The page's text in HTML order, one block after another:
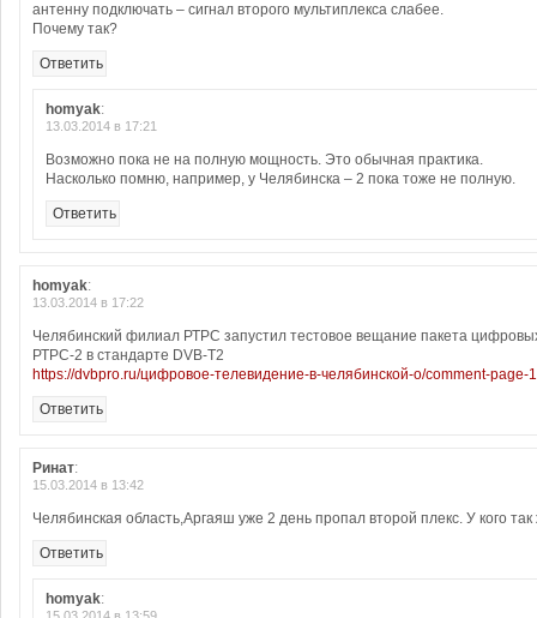
антенну подключать – сигнал второго мультиплекса слабее.
Почему так?
Ответить
homyak:
13.03.2014 в 17:21
Возможно пока не на полную мощность. Это обычная практика.
Насколько помню, например, у Челябинска – 2 пока тоже не полную.
Ответить
homyak:
13.03.2014 в 17:22
Челябинский филиал РТРС запустил тестовое вещание пакета
РТРС-2 в стандарте DVB-T2
https://dvbpro.ru/цифровое-телевидение-в-челябинской-о/comment-page-
Ответить
Ринат:
15.03.2014 в 13:42
Челябинская область,Аргаяш уже 2 день пропал второй плекс. У кого
Ответить
homyak: